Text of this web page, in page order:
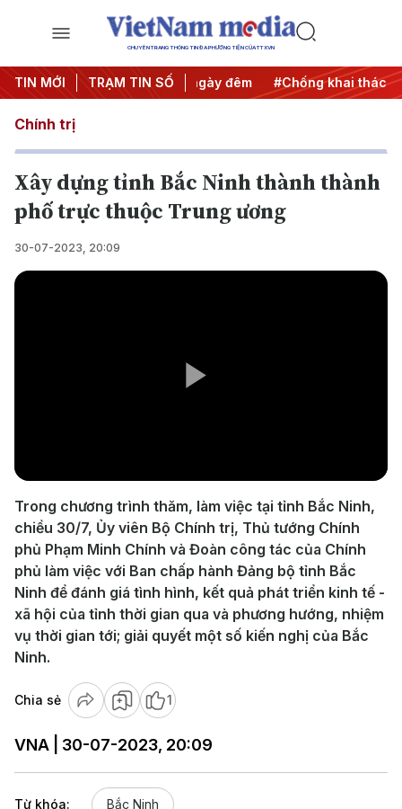
CHUYÊN TRANG THÔNG TIN ĐA PHƯƠNG TIỆN CỦA TTXVN
TIN MỚI TRẠM TIN SỐ
#Chiến dịch 500 ngày đêm #Chống khai thác IUU
Chính trị
Xây dựng tỉnh Bắc Ninh thành thành
phố trực thuộc Trung ương
30-07-2023, 20:09
Video
Trong chương trình thăm, làm việc tại tỉnh Bắc Ninh,
chiều 30/7, Ủy viên Bộ Chính trị, Thủ tướng Chính
phủ Phạm Minh Chính và Đoàn công tác của Chính
phủ làm việc với Ban chấp hành Đảng bộ tỉnh Bắc
Ninh để đánh giá tình hình, kết quả phát triển kinh tế -
xã hội của tỉnh thời gian qua và phương hướng, nhiệm
vụ thời gian tới; giải quyết một số kiến nghị của Bắc
Ninh.
Chia sẻ 1
VNA | 30-07-2023, 20:09
Từ khóa: Bắc Ninh